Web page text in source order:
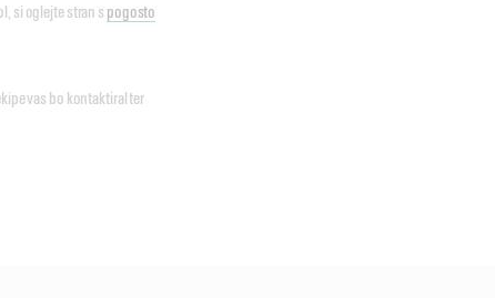
si oglejte stran s pogosto
vas bo kontaktiral ter